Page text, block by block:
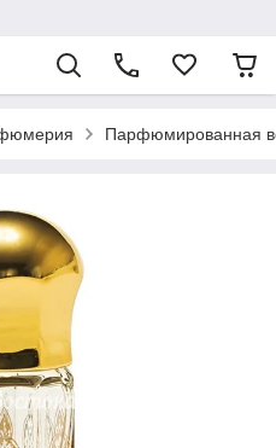
Парфюмированная